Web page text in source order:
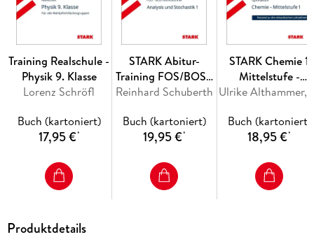
Training Realschule -
Physik 9. Klasse
Lorenz Schröfl
Buch (kartoniert)
17,95 €*
STARK Abitur-
Training FOS/BOS -
Mathematik Bayern
Nichttechnik, Band
1
Reinhard Schuberth
Buch (kartoniert)
19,95 €*
STARK Chemie 1
Mittelstufe -
Training
Aufgaben und
Lösungen
Buch (kartoniert)
18,95 €*
Produktdetails